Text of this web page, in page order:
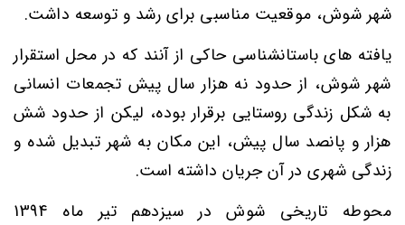
شهر شوش، موقعیت مناسبی برای رشد و توسعه داشت.
یافته های باستانشناسی حاکی از آنند که در محل استقرار
شهر شوش، از حدود نه هزار سال پیش تجمعات انسانی
به شکل زندگی روستایی برقرار بوده، لیکن از حدود شش
هزار و پانصد سال پیش، این مکان به شهر تبدیل شده و
زندگی شهری در آن جریان داشته است.
محوطه تاریخی شوش در سیزدهم تیر ماه 1394